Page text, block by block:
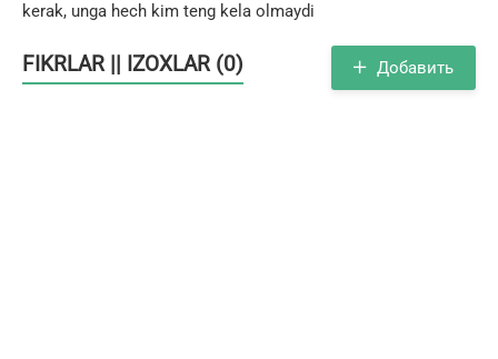
kerak, unga hech kim teng kela olmaydi
FIKRLAR || IZOXLAR (0) Добавить